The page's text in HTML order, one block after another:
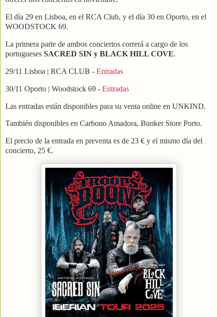
El día 29 en Lisboa, en el RCA Club, y el día 30 en Oporto, en el
WOODSTOCK 69.
La primera parte de ambos conciertos correrá a cargo de los
portugueses SACRED SIN y BLACK HILL COVE.
29/11 Lisboa | RCA CLUB - Entradas
30/11 Oporto | Woodstock 69 - Entradas
Las entradas están disponibles para su venta online en UNKIND.
También disponibles en Carbono Amadora, Bunker Store Porto.
El precio de la entrada en preventa es de 23 € y el mismo día del
concierto, 25 €.